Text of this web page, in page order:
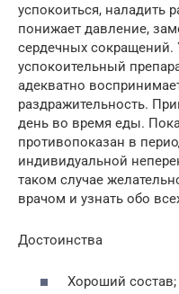
успокоиться, наладить
понижает давление,
сердечных сокращений.
успокоительный
адекватно
раздражительность.
день во время еды.
противопоказан в
индивидуальной
таком случае
врачом и узнать обо
Достоинства
Хороший состав;